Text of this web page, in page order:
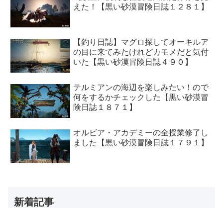
えた！【黒い砂漠冒険日誌１２８１】
【釣り日誌】マグロ探してオーキルア
の目に来てみたけれどカモメだと気付
いた【黒い砂漠冒険日誌４９０】
テルミアンの海辺を楽しみたい！ので
何をするかチェックした【黒い砂漠冒
険日誌１８７１】
オルビア・アカデミーの全授業修了し
ました【黒い砂漠冒険日誌１７９１】
新着記事